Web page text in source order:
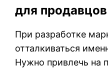
для продавцов
При разработке
отталкиваться
Нужно привлечь на